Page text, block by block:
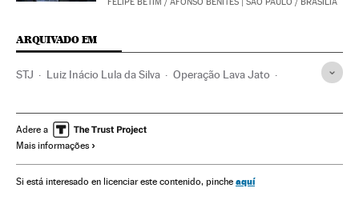
FELIPE BETIM / AFONSO BENITES | SÃO PAULO / BRASÍLIA
ARQUIVADO EM
STJ Luiz Inácio Lula da Silva Operação Lava Jato
Partido dos Trabalhadores
Financiamento ilegal
Polícia Federal Tribunais Corrupção política
Adere a
Mais informações
Si está interesado en licenciar este contenido, pinche aquí